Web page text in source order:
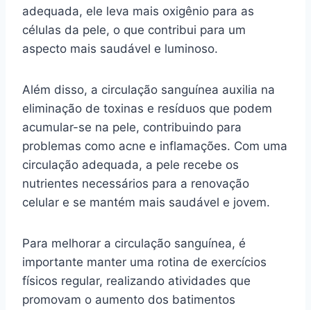
adequada, ele leva mais oxigênio para as
células da pele, o que contribui para um
aspecto mais saudável e luminoso.
Além disso, a circulação sanguínea auxilia na
eliminação de toxinas e resíduos que podem
acumular-se na pele, contribuindo para
problemas como acne e inflamações. Com uma
circulação adequada, a pele recebe os
nutrientes necessários para a renovação
celular e se mantém mais saudável e jovem.
Para melhorar a circulação sanguínea, é
importante manter uma rotina de exercícios
físicos regular, realizando atividades que
promovam o aumento dos batimentos